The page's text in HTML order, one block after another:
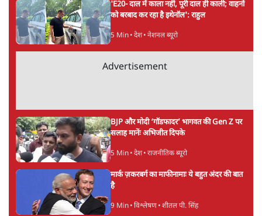
'E20- दाल में काला नहीं, पूरी दाल ही काली; वाहनों
को बरबाद कर रहा है इथेनॉल': राहुल
5 Min• देश• नेशनल ब्यूरो
Advertisement
BJP और मोदी ‘गॉडफादर’ भागवत की Gen Z पर
सलाह मानेंः अभिजीत दिपके
5 Min• देश• राजनीतिक ब्यूरो
मार्क ज़करबर्ग का माफीनामाः ये बहुत अंदर की बात
है
9 Min• विश्लेषण• शीतल पी. सिंह